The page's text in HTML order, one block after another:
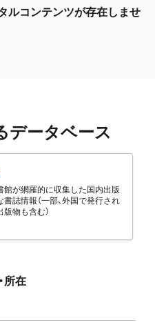
ルコンテンツが存在しませ
データベース
館が網羅的に収集した国内出版
誌情報（一部、外国で発行され
物も含む）
所在